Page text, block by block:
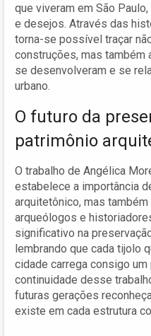
que viveram em São
e desejos. Através das
torna-se possível traçar
construções, mas também
se desenvolveram e se
urbano.
O futuro da
patrimônio
O trabalho de Angélica
estabelece a importância
arquitetônico, mas
arqueólogos e
significativo na
lembrando que cada tijolo
cidade carrega consigo
continuidade desse
futuras gerações
existe em cada estrutura